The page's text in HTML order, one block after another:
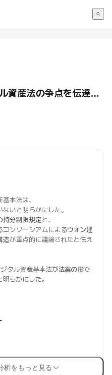
資産法の争点を伝達…
本法は、
いと明らかにした。
持分制限規定と、
コンソーシアムによるウォン建
造が重点的に議論されたと伝え
タル資産基本法が法案の形で
らかにした。
析をもっと見る